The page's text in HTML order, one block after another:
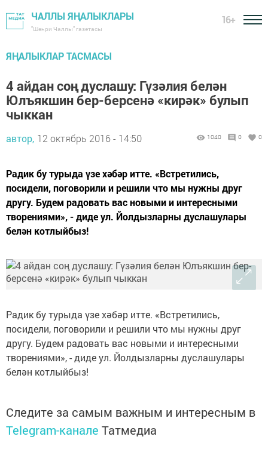
ЧАЛЛЫ ЯҢАЛЫКЛАРЫ
"Шәһри Чаллы" газетасы
16+
ЯҢАЛЫКЛАР ТАСМАСЫ
4 айдан соң дуслашу: Гүзәлия белән
Юлъякшин бер-берсенә «кирәк» булып
чыккан
автор, 12 октябрь 2016 - 14:50 1040 0 0
Радик бу турыда үзе хәбәр итте. «Встретились,
посидели, поговорили и решили что мы нужны друг
другу. Будем радовать вас новыми и интересными
творениями», - диде ул. Йолдызларны дуслашулары
белән котлыйбыз!
Радик бу турыда үзе хәбәр итте. «Встретились,
посидели, поговорили и решили что мы нужны друг
другу. Будем радовать вас новыми и интересными
творениями», - диде ул. Йолдызларны дуслашулары
белән котлыйбыз!
Следите за самым важным и интересным в
Telegram-канале Татмедиа